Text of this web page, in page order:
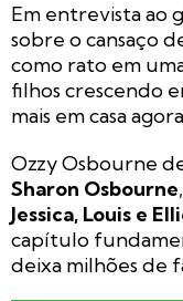
Em entrevista ao
sobre o cansaço
como rato em
filhos crescendo
mais em casa
Ozzy Osbourne
Sharon Osbourne
Jessica, Louis e
capítulo
deixa milhões de